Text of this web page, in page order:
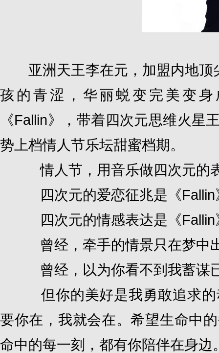
亚洲天王李在元，加盟内地顶
孩的青涩，华丽蜕变完美变
《Fallin》，带着四次元思维火星
势上档情人节乐坛甜蜜档期。
情人节，用音乐做四次元的
四次元的爱恋征兆是《Fallin
四次元的情感表达是《Fallin
曾经，牵手的情景只在梦中
曾经，以为你看不到我蓄谋
但你的美好是我勇敢追求的
要你在，我就会在。希望生命中
命中的每一刻，都有你陪伴在身边